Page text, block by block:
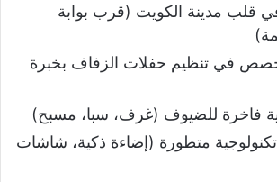
قلب مدينة الكويت (قرب بوابة
في تنظيم حفلات الزفاف بخبرة
فاخرة للضيوف (غرف، سبا، مسبح)
متطورة (إضاءة ذكية، شاشات